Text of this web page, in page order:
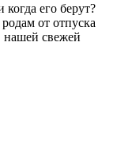
его берут?
от отпуска
нашей свежей